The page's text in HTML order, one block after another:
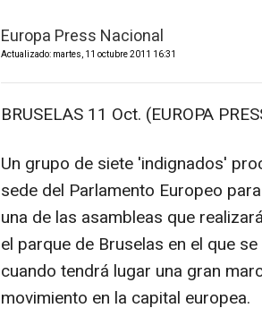
Europa Press Nacional
Actualizado: martes, 11 octubre 2011 16:31
BRUSELAS 11 Oct. (EUROPA
Un grupo de siete 'indignados'
sede del Parlamento Europeo
una de las asambleas que
el parque de Bruselas en el que
cuando tendrá lugar una gran
movimiento en la capital europea.